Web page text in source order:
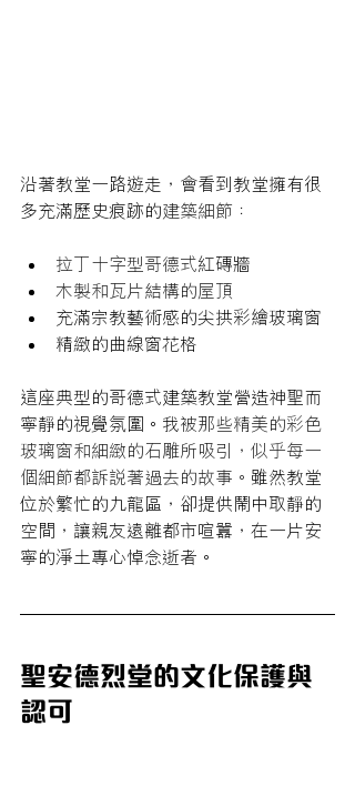
沿著教堂一路遊走，會看到教堂擁有很
多充滿歷史痕跡的建築細節：
拉丁十字型哥德式紅磚牆
木製和瓦片結構的屋頂
充滿宗教藝術感的尖拱彩繪玻璃窗
精緻的曲線窗花格
這座典型的哥德式建築教堂營造神聖而
寧靜的視覺氛圍。我被那些精美的彩色
玻璃窗和細緻的石雕所吸引，似乎每一
個細節都訴說著過去的故事。 雖然教堂
位於繁忙的九龍區，卻提供鬧中取靜的
空間，讓親友遠離都市喧囂，在一片安
寧的淨土專心悼念逝者。
聖安德烈堂的文化保護與
認可